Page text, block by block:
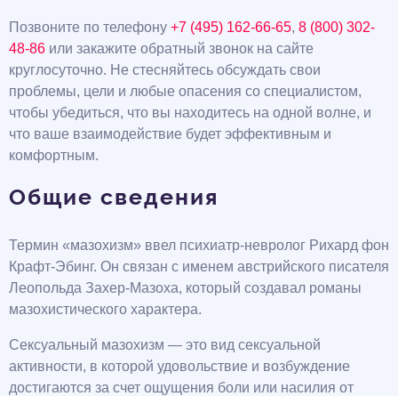
Позвоните по телефону +7 (495) 162-66-65, 8 (800) 302-
48-86 или закажите обратный звонок на сайте
круглосуточно. Не стесняйтесь обсуждать свои
проблемы, цели и любые опасения со специалистом,
чтобы убедиться, что вы находитесь на одной волне, и
что ваше взаимодействие будет эффективным и
комфортным.
Общие сведения
Термин «мазохизм» ввел психиатр-невролог Рихард фон
Крафт-Эбинг. Он связан с именем австрийского писателя
Леопольда Захер-Мазоха, который создавал романы
мазохистического характера.
Сексуальный мазохизм — это вид сексуальной
активности, в которой удовольствие и возбуждение
достигаются за счет ощущения боли или насилия от